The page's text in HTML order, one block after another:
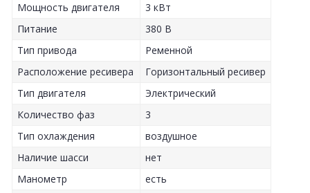
Мощность двигателя
3 кВт
Питание
380 В
Тип привода
Ременной
Расположение ресивера
Горизонтальный ресивер
Тип двигателя
Электрический
Количество фаз
3
Тип охлаждения
воздушное
Наличие шасси
нет
Манометр
есть